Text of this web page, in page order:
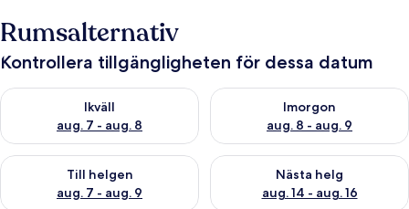
Rumsalternativ
Kontrollera tillgängligheten för dessa datum
Ikväll
aug. 7 - aug. 8
Kontrollera tillgängligheten för ikväll aug. 7 - aug. 8
Imorgon
aug. 8 - aug. 9
Kontrollera tillgängligheten
Till helgen
aug. 7 - aug. 9
Kontrollera tillgängligheten för den här helgen aug. 7 - aug. 9
Nästa helg
aug. 14 - aug. 16
Kontrollera tillgängligheten